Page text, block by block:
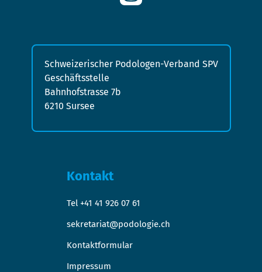
Kontakt
Tel +41 41 926 07 61
sekretariat@podologie.ch
Kontaktformular
Impressum
Schweizerischer Podologen-Verband SPV
Geschäftsstelle
Bahnhofstrasse 7b
6210 Sursee